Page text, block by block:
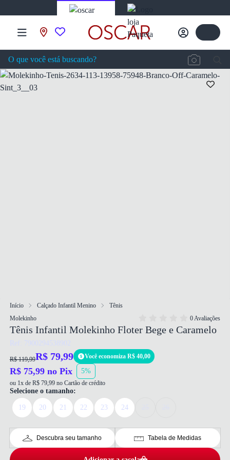
Início Calçado Infantil Menino
Tênis
Molekinho
0 Avaliações
Tênis Infantil Molekinho Floter Bege e Caramelo
Ref: 7900294538902
R$ 119,99R$ 79,99 Você economiza R$ 40,00
R$ 75,99 no Pix 5%
ou 1x de R$ 79,99 no Cartão de crédito
Selecione o tamanho:
19 20 21 22 23 24
Descubra seu tamanho Tabela de Medidas